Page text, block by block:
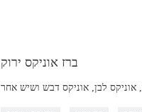
ברז אוניקס ירוק
אוניקס לבן, אוניקס דבש ושיש אחר